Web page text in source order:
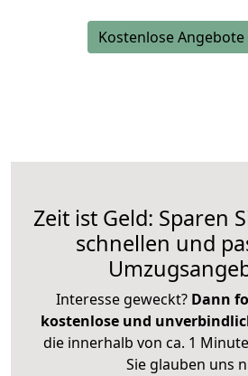
Kostenlose
Zeit ist Geld: Sparen
schnellen und
Interesse geweckt? Dann
kostenlose und
die innerhalb von ca. 1
Sie glauben uns